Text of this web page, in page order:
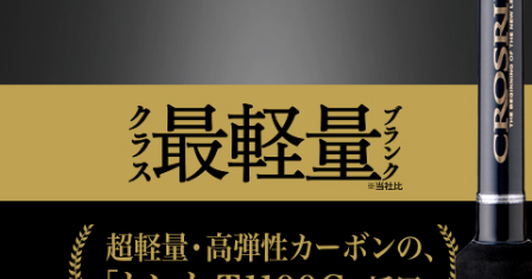
OVERSEAS
OFFICIAL FAN CLUB